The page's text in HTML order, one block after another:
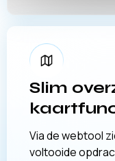
Slim
Via de webtool
voltooide